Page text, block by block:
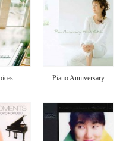
Piano Anniversary